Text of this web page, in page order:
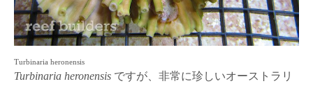
Turbinaria heronensis
Turbinaria heronensis ですが、非常に珍しいオーストラリ